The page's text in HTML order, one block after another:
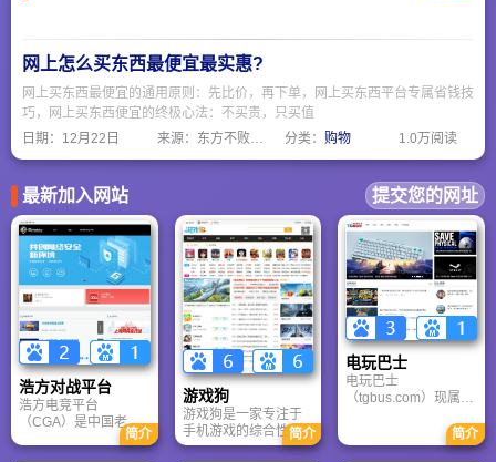
互联网客户端等多平
台的新媒体。
扬法治精神，推动法
治进步”的初心，构筑
党领导全面依法治国
的核心舆论阵地。从
两会直播到舆情引
就展示，法治网以权
威之声凝聚社会共
落地生根，成为新时
代法治中国建设不可
或缺的领航灯塔。
网上怎么买东西最便宜最实惠?
网上买东西最便宜的通用原则：先比价，再下单，网上买东西平台专属省钱技
巧，网上买东西便宜的终极心法：不买贵，只买值
日期： 12月22日 来源：东方不败网址大全 分类： 购物 1.0万阅读
最新加入网站 提交您的网址
浩方对战平台
浩方电竞平台
（CGA）是中国老牌
游戏联机平台，提供
CS、War3、星际争霸
简介
游戏狗
游戏狗是一家专注于
手机游戏的综合性门
户网站。它致力于为
简介
电玩巴士
电玩巴士
（tgbus.com）现属于
注于解决游戏用户需
求的综合性游戏门户
简介